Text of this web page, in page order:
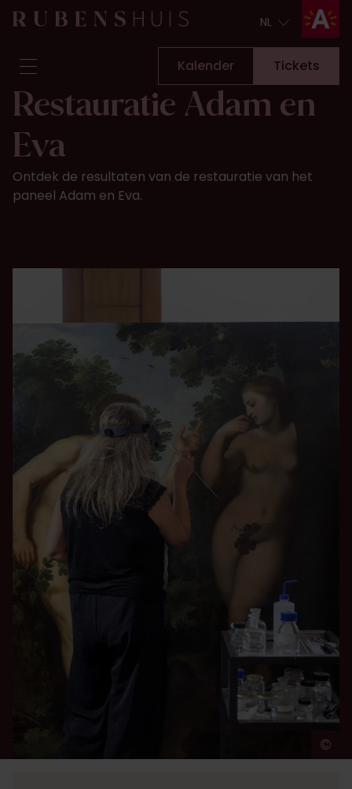
NL
Bezoek
Zien & doen
Verbouwingen
Verhalen
Over ons
Kalender Tickets
Restauratie Adam en
Eva
Ontdek de resultaten van de restauratie van het
paneel Adam en Eva.
©